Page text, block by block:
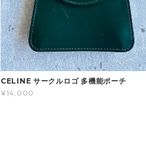
CELINE サークルロゴ 多機能ポーチ
¥14,000